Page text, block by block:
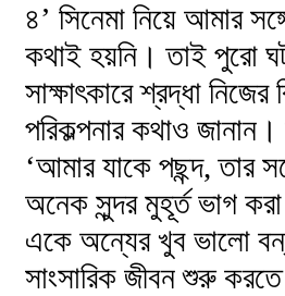
৪’ সিনেমা নিয়ে আমার
কথাই হয়নি। তাই পুরো
সাক্ষাৎকারে শ্রদ্ধা নিজের
পরিকল্পনার কথাও
‘আমার যাকে পছন্দ, তার
অনেক সুন্দর মুহূর্ত ভাগ
একে অন্যের খুব ভালো
সাংসারিক জীবন শুরু